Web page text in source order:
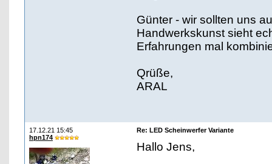
Günter - wir sollten uns
Handwerkskunst sieht
Erfahrungen mal
Qrüße,
ARAL
17.12.21 15:45
hpn174
Re: LED Scheinwerfer Variante
Hallo Jens,